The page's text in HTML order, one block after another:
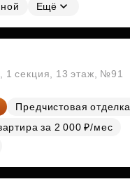
Ещё
1 секция, 13 этаж, №91
Предчистовая отделка
за 2 000 ₽/мес